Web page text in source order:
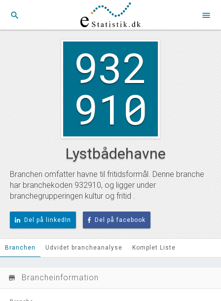
search menu
932
910
Lystbådehavne
Branchen omfatter havne til fritidsformål. Denne branche
har branchekoden 932910, og ligger under
branchegrupperingen kultur og fritid .
Del på linkedIn Del på facebook
Branchen Udvidet brancheanalyse Komplet Liste
store_mall_directory Brancheinformation